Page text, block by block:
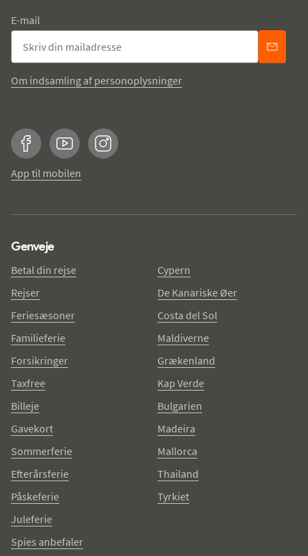
E-mail
Om indsamling af personoplysninger
FacebookYouTubeInstagram
App til mobilen
Genveje
Betal din rejse
Rejser
Feriesæsoner
Familieferie
Forsikringer
Taxfree
Billeje
Gavekort
Sommerferie
Efterårsferie
Påskeferie
Juleferie
Spies anbefaler
Cypern
De Kanariske Øer
Costa del Sol
Maldiverne
Grækenland
Kap Verde
Bulgarien
Madeira
Mallorca
Thailand
Tyrkiet